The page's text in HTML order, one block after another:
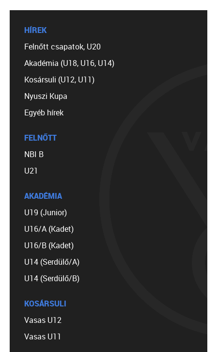
HÍREK
Felnőtt csapatok, U20
Akadémia (U18, U16, U14)
Kosársuli (U12, U11)
Nyuszi Kupa
Egyéb hírek
FELNŐTT
NBI B
U21
AKADÉMIA
U19 (Junior)
U16/A (Kadet)
U16/B (Kadet)
U14 (Serdülő/A)
U14 (Serdülő/B)
KOSÁRSULI
Vasas U12
Vasas U11